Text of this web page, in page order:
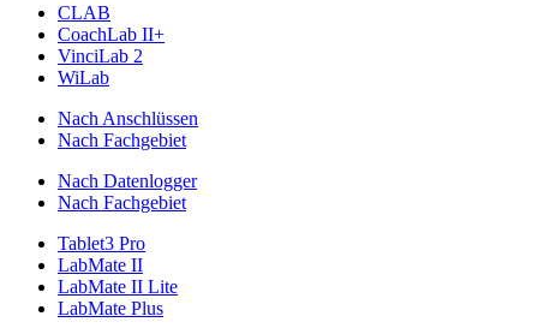
CLAB
CoachLab II+
VinciLab 2
WiLab
Nach Anschlüssen
Nach Fachgebiet
Nach Datenlogger
Nach Fachgebiet
Tablet3 Pro
LabMate II
LabMate II Lite
LabMate Plus